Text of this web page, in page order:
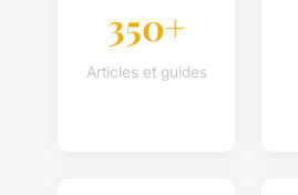
350+
Articles et guides